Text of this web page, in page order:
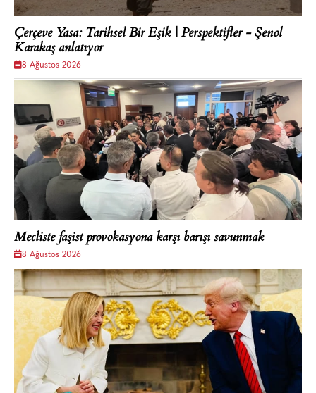
Çerçeve Yasa: Tarihsel Bir Eşik | Perspektifler - Şenol
Karakaş anlatıyor
8 Ağustos 2026
Mecliste faşist provokasyona karşı barışı savunmak
8 Ağustos 2026